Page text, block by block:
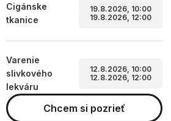
Cigánske
tkanice
19.8.2026, 10:00
19.8.2026, 12:00
Varenie
slivkového
lekváru
12.8.2026, 10:00
12.8.2026, 12:00
Chcem si pozrieť